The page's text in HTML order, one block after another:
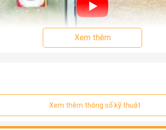
Xem thêm
Xem thêm thông số kỹ thuật